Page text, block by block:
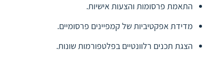
התאמת פרסומות והצעות אישיות.
מדידת אפקטיביות של קמפיינים פרסומיים.
הצגת תכנים רלוונטיים בפלטפורמות שונות.